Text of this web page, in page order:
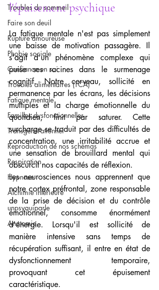
Troubles du sommeil
Faire son deuil
Rupture amoureuse
Phobie sociale
Confiance en soi
Troubles alimentaires (TCA)
Fatigue mentale
Familles dysfonctionnelles
Transgénérationnel
Reproduction de nos schémas
Respiration
Hypnose
Alchimie intérieure
unpsyquiparle
Anatomie
l'épuisement psychique
La fatigue mentale n'est pas simplement
une baisse de motivation passagère. Il
s'agit d'un phénomène complexe qui
puise ses racines dans le surmenage
cognitif. Notre cerveau, sollicité en
permanence par les écrans, les décisions
multiples et la charge émotionnelle du
quotidien, finit par saturer. Cette
surcharge se traduit par des difficultés de
concentration, une irritabilité accrue et
une sensation de brouillard mental qui
obscurcit nos capacités de réflexion.
Les neurosciences nous apprennent que
notre cortex préfrontal, zone responsable
de la prise de décision et du contrôle
émotionnel, consomme énormément
d'énergie. Lorsqu'il est sollicité de
manière intensive sans temps de
récupération suffisant, il entre en état de
dysfonctionnement temporaire,
provoquant cet épuisement
caractéristique.